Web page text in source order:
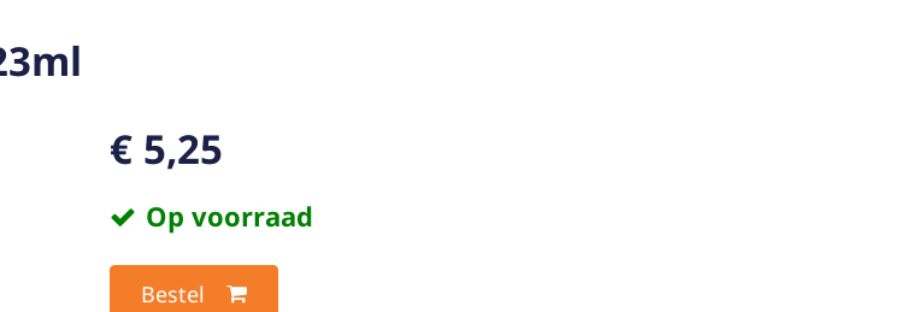
€ 5,25
Op voorraad
Bestel